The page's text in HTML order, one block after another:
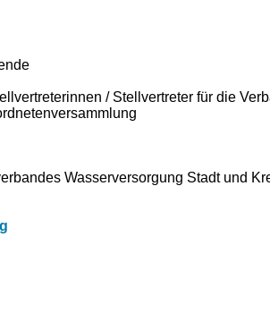
/ Stellvertreter für die
Wasserversorgung Stadt und